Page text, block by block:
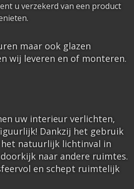
u verzekerd van een product
maar ook glazen
wij leveren en of monteren.
uw interieur verlichten,
Dankzij het gebruik
natuurlijk lichtinval in
naar andere ruimtes.
en schept ruimtelijk